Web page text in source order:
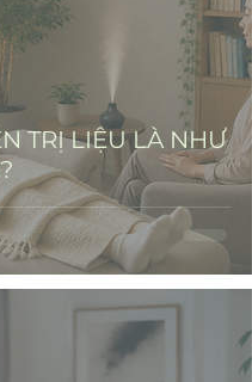
TRỊ LIỆU LÀ NHƯ